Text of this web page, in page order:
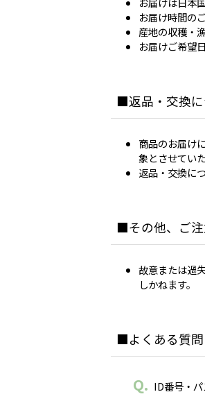
お届け時間の
産地の収穫・
お届けご希望
返品・交換
商品のお届け
象とさせてい
返品・交換に
その他、ご
故意または過
しかねます。
よくある質問
ID番号・